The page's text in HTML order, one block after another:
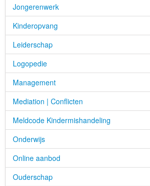
Jongerenwerk
Kinderopvang
Leiderschap
Logopedie
Management
Mediation | Conflicten
Meldcode Kindermishandeling
Onderwijs
Online aanbod
Ouderschap